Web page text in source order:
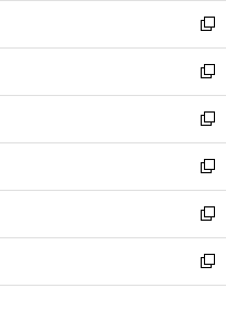
く
で
開
く
ド
ウ
で
開
く
新
し
い
ウ
ィ
ン
ド
ウ
で
開
く
新
し
い
ウ
ィ
ン
ド
ウ
で
開
新
し
い
ウ
ィ
ン
ド
ウ
新
し
い
ウ
ィ
ン
新
し
い
ウ
新
し